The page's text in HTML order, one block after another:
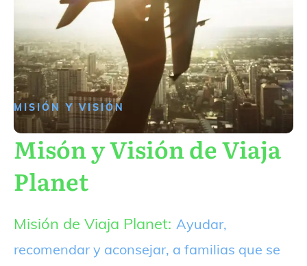
MISIÓN Y VISIÓN
Misón y Visión de Viaja
Planet
Misión de Viaja Planet: Ayudar,
recomendar y aconsejar, a familias que se